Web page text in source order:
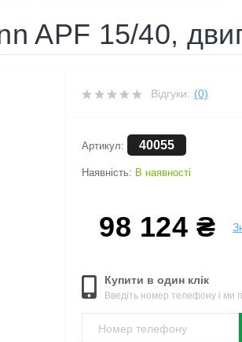
APF 15/40,
Відгуки: (0)
Артикул: 40055
Наявність: В наявності
98 124 ₴
Купити в один клік
Введіть номер телефону і ми